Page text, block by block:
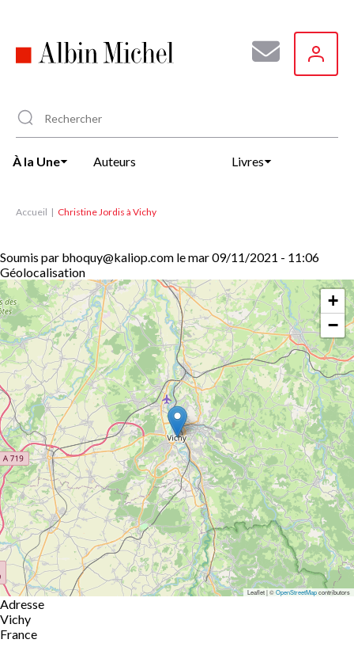
principal
À la Une Auteurs Livres
Accueil Christine Jordis à Vichy
Soumis par bhoquy@kaliop.com lemar 09/11/2021 - 11:06
Géolocalisation
+
−
Leaflet | ©OpenStreetMapcontributors
Adresse
Vichy
France